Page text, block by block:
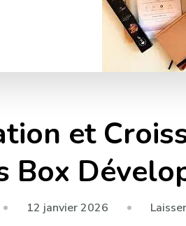
et
Box
12 janvier 2026